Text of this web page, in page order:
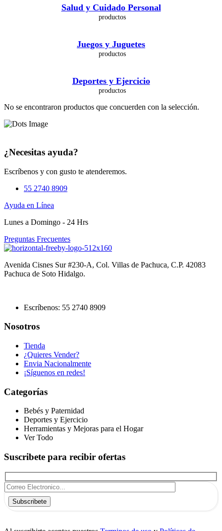
Salud y Cuidado Personal
Juegos y Juguetes
Deportes y Ejercicio
No se encontraron productos que concuerden con la selección.
¿Necesitas ayuda?
Escríbenos y con gusto te atenderemos.
55 2740 8909
Ayuda en Línea
Lunes a Domingo - 24 Hrs
Preguntas Frecuentes
Avenida Cisnes Sur #230-A, Col. Villas de Pachuca, C.P. 42083
Pachuca de Soto Hidalgo.
Escríbenos: 55 2740 8909
Nosotros
Tienda
¿Quieres Vender?
Envia Nacionalmente
¡Síguenos en redes!
Categorías
Bebés y Paternidad
Deportes y Ejercicio
Herramientas y Mejoras para el Hogar
Ver Todo
Suscribete para recibir ofertas
Subscribete